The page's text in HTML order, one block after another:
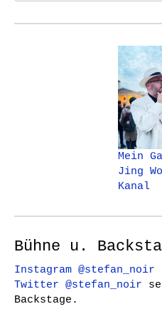
Mein
Jing
Kanal
Bühne u.
Instagram @stefan_noir
Twitter @stefan_noir
Backstage.